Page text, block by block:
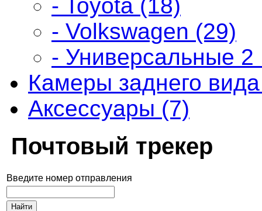
- Toyota (18)
- Volkswagen (29)
- Универсальные 2
Камеры заднего
Аксессуары (7)
Почтовый трекер
Введите номер отправления